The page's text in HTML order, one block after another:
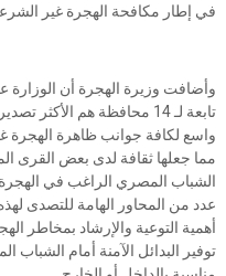
في إطار مكافحة الهجرة غير
تابعة لـ 14 محافظة هم
واسع لكافة جوانب ظاهرة الهجرة
مما جعلها ثقافة لدى بعض القرى
الشباب المصري الراغب في
عدد من المحاور الهامة للتصدى
أهمية التوعية والإرشاد بمخاطر
توفير البدائل الآمنة أمام